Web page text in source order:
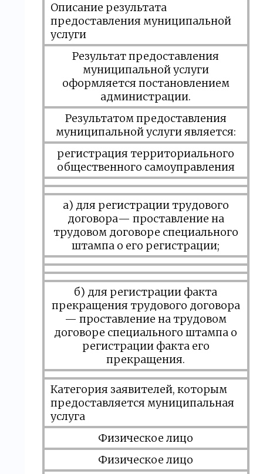
Описание результата
предоставления муниципальной
услуги
Результат предоставления
муниципальной услуги
оформляется постановлением
администрации.
Результатом предоставления
муниципальной услуги является:
регистрация территориального
общественного самоуправления
а) для регистрации трудового
договора— проставление на
трудовом договоре специального
штампа о его регистрации;
б) для регистрации факта
прекращения трудового договора
— проставление на трудовом
договоре специального штампа о
регистрации факта его
прекращения.
Категория заявителей, которым
предоставляется муниципальная
услуга
Физическое лицо
Физическое лицо